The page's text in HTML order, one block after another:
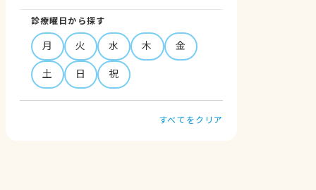
診療曜日から探す
月 火 水 木
金
土
日 祝
すべてをクリア